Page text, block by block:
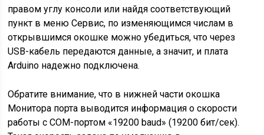
правом углу консоли или найдя соответствующий
пункт в меню Сервис, по изменяющимся числам в
открывшимся окошке можно убедиться, что через
USB-кабель передаются данные, а значит, и плата
Arduino надежно подключена.
Обратите внимание, что в нижней части окошка
Монитора порта выводится информация о скорости
работы с COM-портом «19200 baud» (19200 бит/сек).